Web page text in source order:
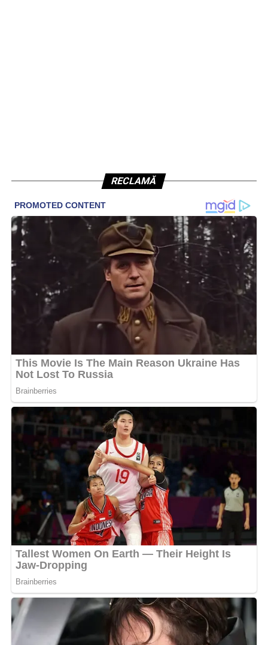
RECLAMĂ